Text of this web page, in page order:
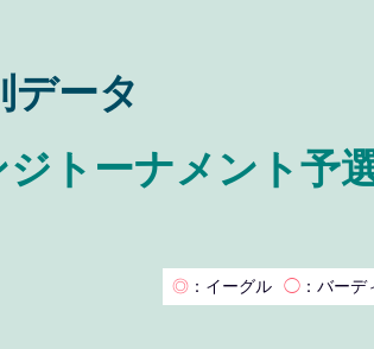
データ
トーナメント予
◎ ：イーグル ◯ ：バーデ